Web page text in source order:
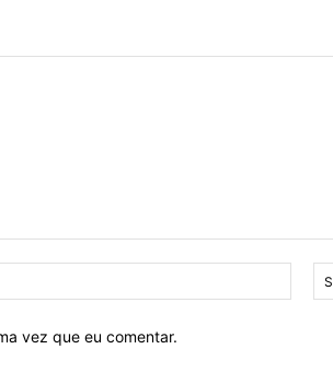
mail:*
vez que eu comentar.